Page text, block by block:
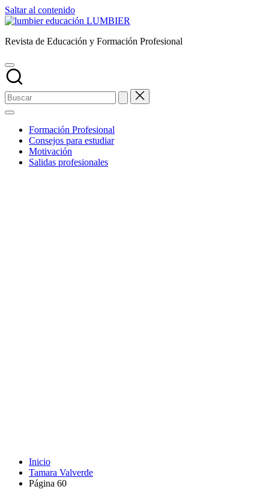
Saltar al contenido
LUMBIER
Revista de Educación y Formación Profesional
Formación Profesional
Consejos para estudiar
Motivación
Salidas profesionales
Inicio
Tamara Valverde
Página 60